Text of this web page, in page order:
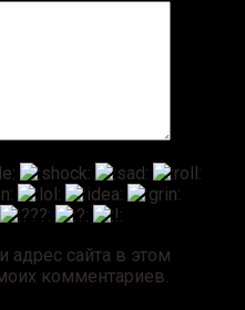
адрес сайта в этом
комментариев.